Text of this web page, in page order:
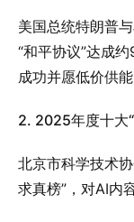
美国总统特朗普
“和平协议”达成
成功并愿低价供
2. 2025年度十大
北京市科学技术
求真榜”，对AI内